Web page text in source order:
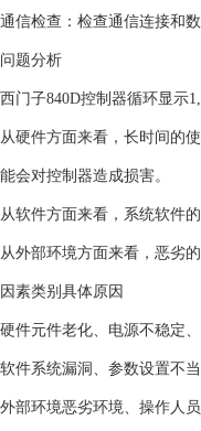
通信检查：检查通信连接和
问题分析
西门子840D控制器循环显示
从硬件方面来看，长时间的
能会对控制器造成损害。
从软件方面来看，系统软件
从外部环境方面来看，恶劣
因素类别 具体原因
硬件元件老化、电源不稳定
软件系统漏洞、参数设置不
外部环境恶劣环境、操作人